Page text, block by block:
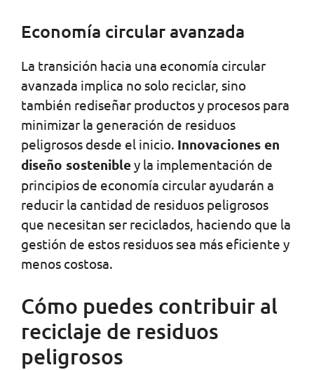
Economía circular avanzada
La transición hacia una economía circular
avanzada implica no solo reciclar, sino
también rediseñar productos y procesos para
minimizar la generación de residuos
peligrosos desde el inicio. Innovaciones en
diseño sostenibley la implementación de
principios de economía circular ayudarán a
reducir la cantidad de residuos peligrosos
que necesitan ser reciclados, haciendo que la
gestión de estos residuos sea más eficiente y
menos costosa.
Cómo puedes contribuir al
reciclaje de residuos
peligrosos